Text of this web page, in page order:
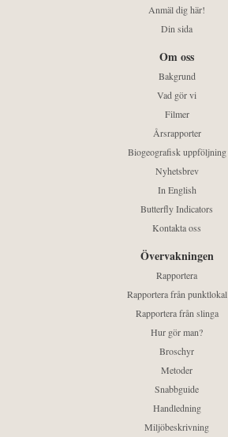
Anmäl dig här!
Din sida
Om oss
Bakgrund
Vad gör vi
Filmer
Årsrapporter
Biogeografisk uppföljning
Nyhetsbrev
In English
Butterfly Indicators
Kontakta oss
Övervakningen
Rapportera
Rapportera från punktlokal
Rapportera från slinga
Hur gör man?
Broschyr
Metoder
Snabbguide
Handledning
Miljöbeskrivning